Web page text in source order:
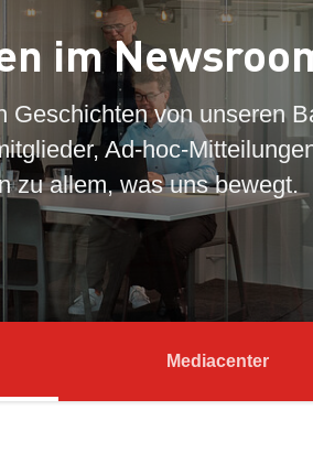
im
Geschichten von unseren
Ad-hoc-
zu allem, was uns bewegt.
Mediacenter